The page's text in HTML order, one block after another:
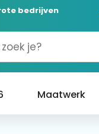
bedrijven
Maatwerk